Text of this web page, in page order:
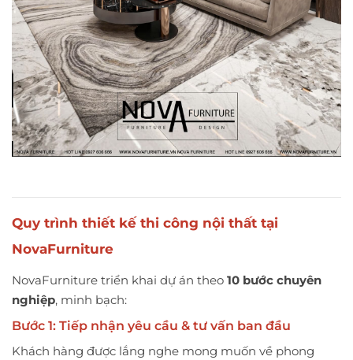
Quy trình thiết kế thi công nội thất tại
NovaFurniture
NovaFurniture triển khai dự án theo 10 bước chuyên
nghiệp, minh bạch:
Bước 1: Tiếp nhận yêu cầu & tư vấn ban đầu
Khách hàng được lắng nghe mong muốn về phong